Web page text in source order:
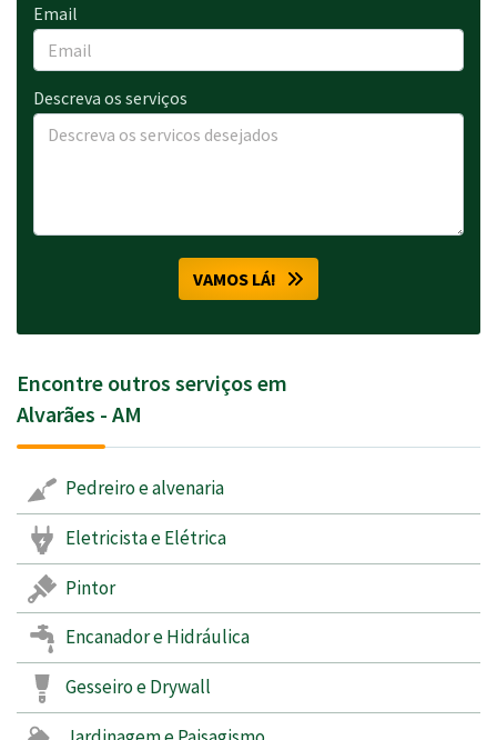
Email
Descreva os serviços
VAMOS LÁ!
Encontre outros serviços em
Alvarães - AM
Pedreiro e alvenaria
Eletricista e Elétrica
Pintor
Encanador e Hidráulica
Gesseiro e Drywall